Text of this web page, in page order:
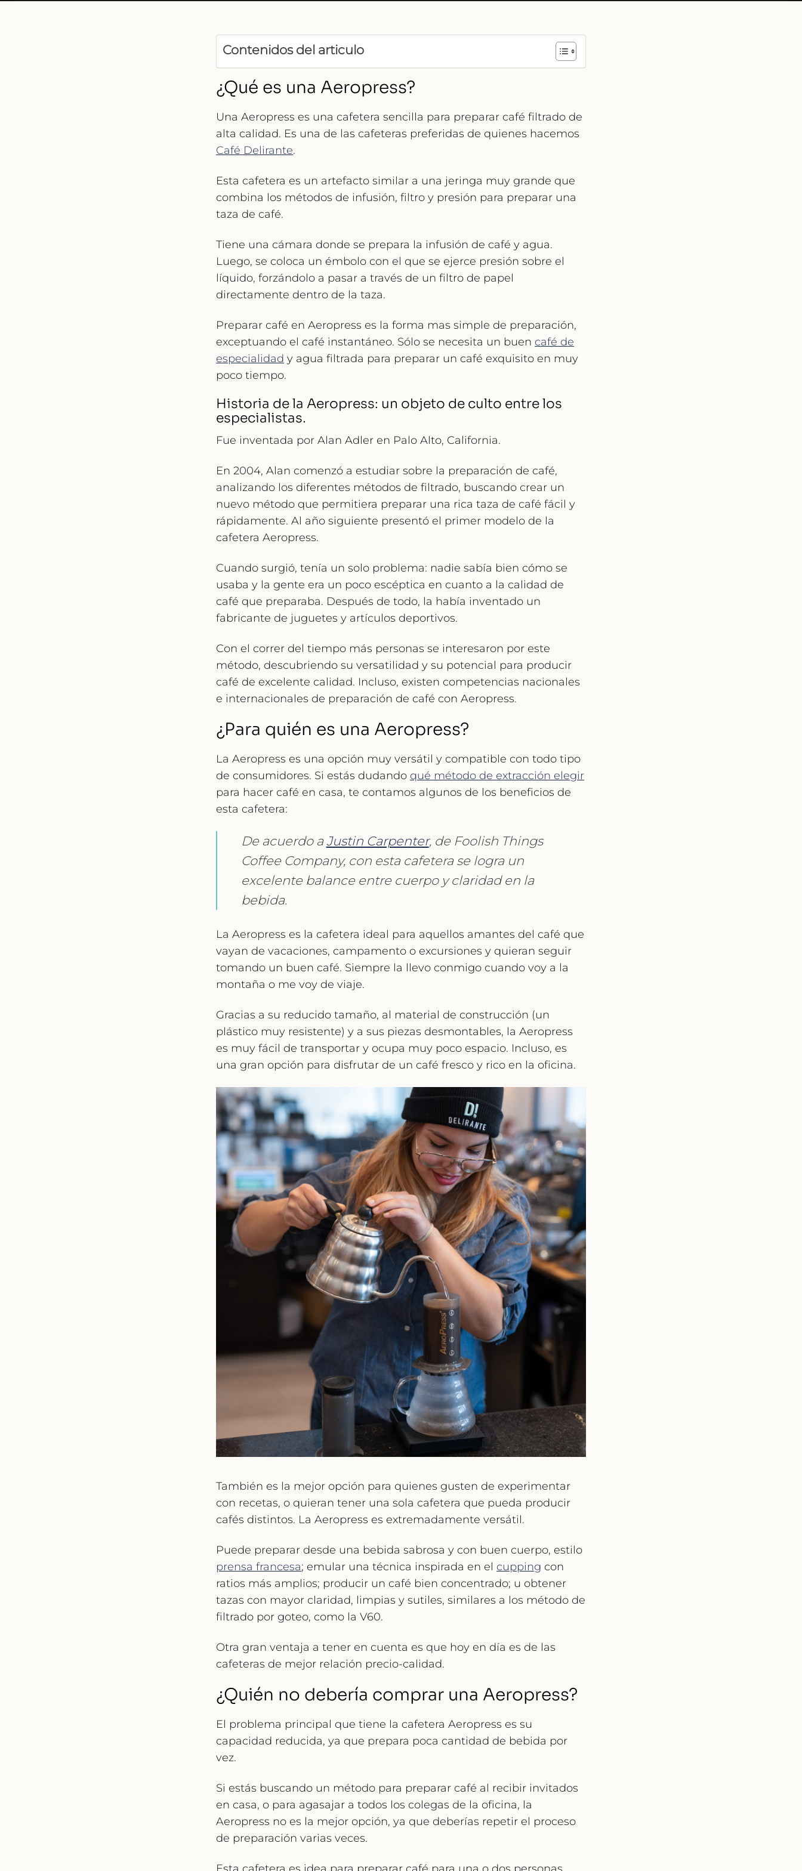
Contenidos del articulo
¿Qué es una Aeropress?
Una Aeropress es una cafetera sencilla para preparar café filtrado de
alta calidad. Es una de las cafeteras preferidas de quienes hacemos
Café Delirante.
Esta cafetera es un artefacto similar a una jeringa muy grande que
combina los métodos de infusión, filtro y presión para preparar una
taza de café.
Tiene una cámara donde se prepara la infusión de café y agua.
Luego, se coloca un émbolo con el que se ejerce presión sobre el
líquido, forzándolo a pasar a través de un filtro de papel
directamente dentro de la taza.
Preparar café en Aeropress es la forma mas simple de preparación,
exceptuando el café instantáneo. Sólo se necesita un buen café de
especialidad y agua filtrada para preparar un café exquisito en muy
poco tiempo.
Historia de la Aeropress: un objeto de culto entre los
especialistas.
Fue inventada por Alan Adler en Palo Alto, California.
En 2004, Alan comenzó a estudiar sobre la preparación de café,
analizando los diferentes métodos de filtrado, buscando crear un
nuevo método que permitiera preparar una rica taza de café fácil y
rápidamente. Al año siguiente presentó el primer modelo de la
cafetera Aeropress.
Cuando surgió, tenía un solo problema: nadie sabía bien cómo se
usaba y la gente era un poco escéptica en cuanto a la calidad de
café que preparaba. Después de todo, la había inventado un
fabricante de juguetes y artículos deportivos.
Con el correr del tiempo más personas se interesaron por este
método, descubriendo su versatilidad y su potencial para producir
café de excelente calidad. Incluso, existen competencias nacionales
e internacionales de preparación de café con Aeropress.
¿Para quién es una Aeropress?
La Aeropress es una opción muy versátil y compatible con todo tipo
de consumidores. Si estás dudando qué método de extracción elegir
para hacer café en casa, te contamos algunos de los beneficios de
esta cafetera:
De acuerdo aJustin Carpenter, de Foolish Things
Coffee Company, con esta cafetera se logra un
excelente balance entre cuerpo y claridaden la
bebida.
La Aeropress es la cafetera ideal para aquellos amantes del café que
vayan de vacaciones, campamento o excursiones y quieran seguir
tomando un buen café. Siempre la llevo conmigo cuando voy a la
montaña o me voy de viaje.
Gracias a su reducido tamaño, al material de construcción (un
plástico muy resistente) y a sus piezas desmontables, la Aeropress
es muy fácil de transportar y ocupa muy poco espacio. Incluso, es
una gran opción para disfrutar de un café fresco y rico en la oficina.
También es la mejor opción para quienes gusten de experimentar
con recetas, o quieran tener una sola cafetera que pueda producir
cafés distintos. La Aeropress es extremadamente versátil.
Puede preparar desde una bebida sabrosa y con buen cuerpo, estilo
prensa francesa; emular una técnica inspirada en el cupping con
ratios más amplios; producir un café bien concentrado; u obtener
tazas con mayor claridad, limpias y sutiles, similares a los método de
filtrado por goteo, como la V60.
Otra gran ventaja a tener en cuenta es que hoy en día es de las
cafeteras de mejor relación precio-calidad.
¿Quién no debería comprar una Aeropress?
El problema principal que tiene la cafetera Aeropress es su
capacidad reducida, ya que prepara poca cantidad de bebida por
vez.
Si estás buscando un método para preparar café al recibir invitados
en casa, o para agasajar a todos los colegas de la oficina, la
Aeropress no es la mejor opción, ya que deberías repetir el proceso
de preparación varias veces.
Esta cafetera es idea para preparar café para una o dos personas.